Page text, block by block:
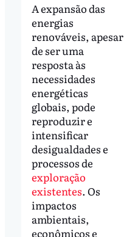
A expansão das
energias
renováveis, apesar
de ser uma
resposta às
necessidades
energéticas
globais, pode
reproduzir e
intensificar
desigualdades e
processos de
exploração
existentes. Os
impactos
ambientais,
econômicos e